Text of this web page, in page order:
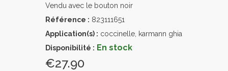
Vendu avec le bouton noir
Référence : 823111651
Application(s) : coccinelle, karmann ghia
Disponibilité : En stock
€27.90